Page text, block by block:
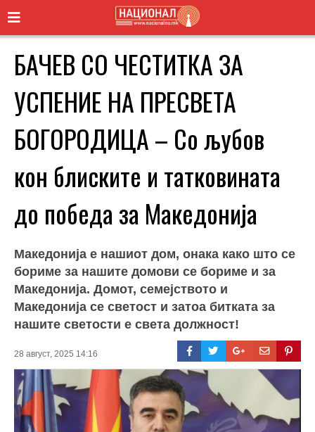
БАЧЕВ СО ЧЕСТИТКА ЗА
УСПЕНИЕ НА ПРЕСВЕТА
БОГОРОДИЦА – Со љубов
кон блиските и татковината
до победа за Македонија
Македонија е нашиот дом, онака како што се
бориме за нашите домови се бориме и за
Македонија. Домот, семејството и
Македонија се светост и затоа битката за
нашите светости е света должност!
28 август, 2025 14:16